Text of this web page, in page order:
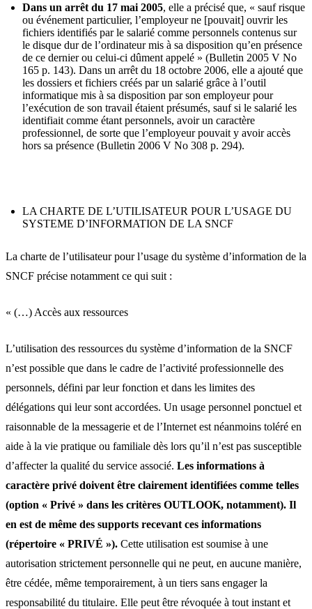
Dans un arrêt du 17 mai 2005, elle a précisé que, « sauf risque
ou événement particulier, l’employeur ne [pouvait] ouvrir les
fichiers identifiés par le salarié comme personnels contenus sur
le disque dur de l’ordinateur mis à sa disposition qu’en présence
de ce dernier ou celui-ci dûment appelé » (Bulletin 2005 V No
165 p. 143). Dans un arrêt du 18 octobre 2006, elle a ajouté que
les dossiers et fichiers créés par un salarié grâce à l’outil
informatique mis à sa disposition par son employeur pour
l’exécution de son travail étaient présumés, sauf si le salarié les
identifiait comme étant personnels, avoir un caractère
professionnel, de sorte que l’employeur pouvait y avoir accès
hors sa présence (Bulletin 2006 V No 308 p. 294).
LA CHARTE DE L’UTILISATEUR POUR L’USAGE DU
SYSTEME D’INFORMATION DE LA SNCF
La charte de l’utilisateur pour l’usage du système d’information de la
SNCF précise notamment ce qui suit :
« (…) Accès aux ressources
L’utilisation des ressources du système d’information de la SNCF
n’est possible que dans le cadre de l’activité professionnelle des
personnels, défini par leur fonction et dans les limites des
délégations qui leur sont accordées. Un usage personnel ponctuel et
raisonnable de la messagerie et de l’Internet est néanmoins toléré en
aide à la vie pratique ou familiale dès lors qu’il n’est pas susceptible
d’affecter la qualité du service associé. Les informations à
caractère privé doivent être clairement identifiées comme telles
(option « Privé » dans les critères OUTLOOK, notamment). Il
en est de même des supports recevant ces informations
(répertoire « PRIVÉ »). Cette utilisation est soumise à une
autorisation strictement personnelle qui ne peut, en aucune manière,
être cédée, même temporairement, à un tiers sans engager la
responsabilité du titulaire. Elle peut être révoquée à tout instant et